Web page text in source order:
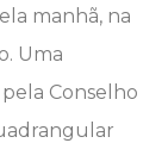
manhã, na
Uma
Conselho